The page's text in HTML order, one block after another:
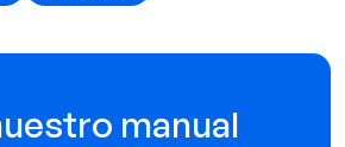
manual